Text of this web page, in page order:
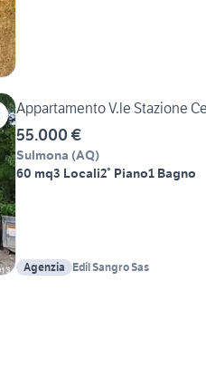
Appartamento V.le Stazione
55.000 €
Sulmona (AQ)
60 mq3 Locali2° Piano1 Bagno
Agenzia Edil Sangro Sas